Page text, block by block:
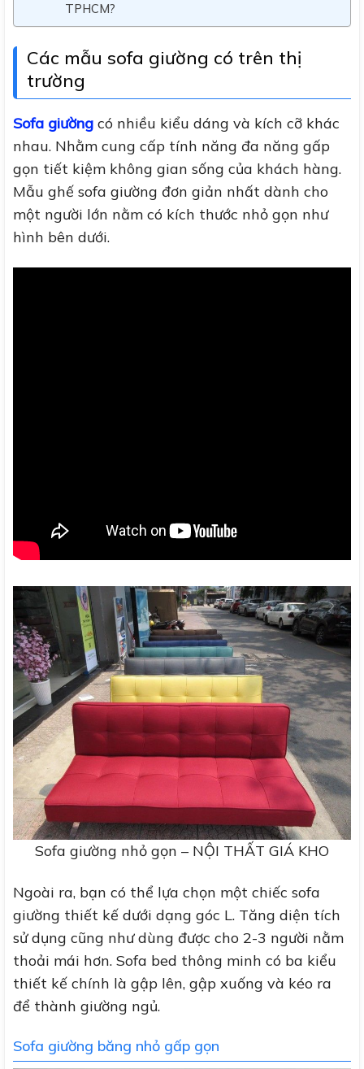
TPHCM?
Các mẫu sofa giường có trên thị
trường
Sofa giường có nhiều kiểu dáng và kích cỡ khác
nhau. Nhằm cung cấp tính năng đa năng gấp
gọn tiết kiệm không gian sống của khách hàng.
Mẫu ghế sofa giường đơn giản nhất dành cho
một người lớn nằm có kích thước nhỏ gọn như
hình bên dưới.
Sofa giường nhỏ gọn – NỘI THẤT GIÁ KHO
Ngoài ra, bạn có thể lựa chọn một chiếc sofa
giường thiết kế dưới dạng góc L. Tăng diện tích
sử dụng cũng như dùng được cho 2-3 người nằm
thoải mái hơn. Sofa bed thông minh có ba kiểu
thiết kế chính là gập lên, gập xuống và kéo ra
để thành giường ngủ.
Sofa giường băng nhỏ gấp gọn